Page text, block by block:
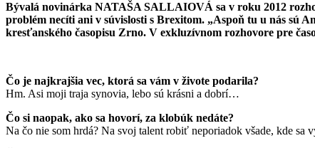
Bývalá novinárka NATAŠA SALLAIOVÁ sa v roku 2012
problém necíti ani v súvislosti s Brexitom. „Aspoň tu u nás sú
kresťanského časopisu Zrno. V exkluzívnom rozhovore pre
Čo je najkrajšia vec, ktorá sa vám v živote podarila?
Hm. Asi moji traja synovia, lebo sú krásni a dobrí…
Čo si naopak, ako sa hovorí, za klobúk nedáte?
Na čo nie som hrdá? Na svoj talent robiť neporiadok všade, kde sa